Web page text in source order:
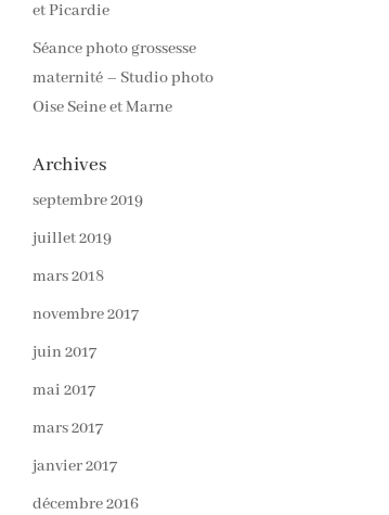
et Picardie
Séance photo grossesse
maternité – Studio photo
Oise Seine et Marne
Archives
septembre 2019
juillet 2019
mars 2018
novembre 2017
juin 2017
mai 2017
mars 2017
janvier 2017
décembre 2016